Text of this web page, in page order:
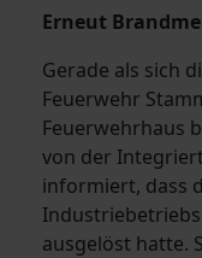
Erneut
Gerade als sich
Feuerwehr
Feuerwehrhaus
von der
informiert, dass
ausgelöst hatte.